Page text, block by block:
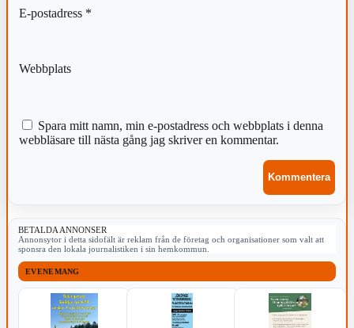
E-postadress *
Webbplats
Spara mitt namn, min e-postadress och webbplats i denna
webbläsare till nästa gång jag skriver en kommentar.
BETALDA ANNONSER
Annonsytor i detta sidofält är reklam från de företag och organisationer som valt att
sponsra den lokala journalistiken i sin hemkommun.
EVENEMANG